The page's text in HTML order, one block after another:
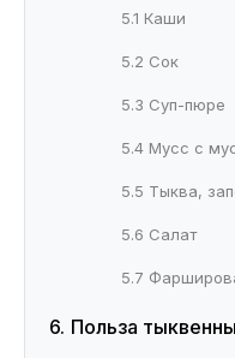
5.1 Каши
5.2 Сок
5.3 Суп-пюре
5.4 Мусс с
5.5 Тыква,
5.6 Салат
5.7
Польза